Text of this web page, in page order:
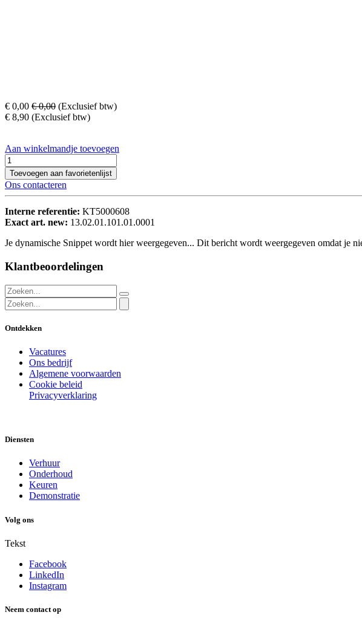
€ 0,00 €0,00 (Exclusief btw)
€ 8,90 (Exclusief btw)
Aan winkelmandje toevoegen
Toevoegen aan favorietenlijst
Ons contacteren
Interne referentie: KT5000608
Exact art. new: 13.02.01.101.01.0001
Je dynamische Snippet wordt hier weergegeven... Dit bericht wordt weergegeven omdat je
Klantbeoordelingen
Ontdekken
Vacatures
Ons bedrijf
Algemene voorwaarden
Cookie beleid
Privacyverklaring
Diensten
Verhuur
Onderhoud
Keuren
Demonstratie
Volg ons
Tekst
Facebook
LinkedIn
Instagram
Neem contact op